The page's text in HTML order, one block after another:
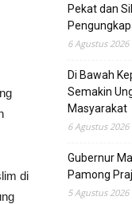
di
Pekat dan
6 Agustus 2026
Di Bawah
Semakin
Masyarakat
6 Agustus 2026
Gubernur
Pamong
5 Agustus 2026